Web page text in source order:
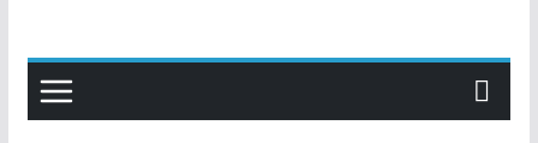
content